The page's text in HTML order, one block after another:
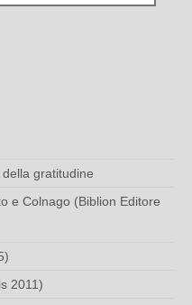
gratitudine
e Colnago (Biblion Editore
2011)